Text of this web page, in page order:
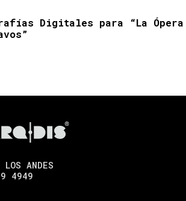
Digitales para “La Ópera
ANDES
4949